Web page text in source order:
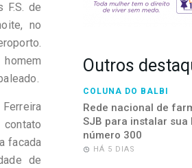
F.S. de
no
facada
de
Outros
COLUNA DO BALBI
Rede nacional de
SJB para instalar sua
número 300
HÁ 5 DIAS